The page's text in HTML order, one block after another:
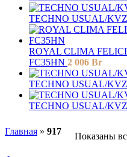
TECHNO USUAL/KVZ
ROYAL CLIMA
FC35HN 2 006 Br
TECHNO USUAL/KVZ
TECHNO USUAL/KVZ
Главная » 917 Показаны